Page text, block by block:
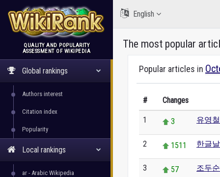
WikiRank
QUALITY AND POPULARITY
ASSESSMENT OF WIKIPEDIA
Global rankings
Authors interest
Citation index
Popularity
Local rankings
ar - Arabic Wikipedia
English
The most popular
Popular articles in
# Changes
1 3 유영철
2 1511 한글날
3 57 조두순